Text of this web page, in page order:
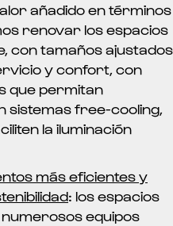
añadido en términos
renovar los espacios
con tamaños ajustados
y confort, con
que permitan
sistemas free-cooling,
la iluminación
más eficientes y
: los espacios
equipos